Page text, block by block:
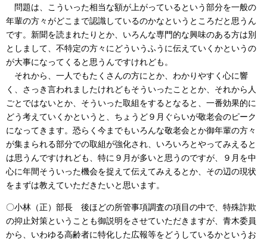
問題は、こういった相当な額が上がっているという部分を一般の
年輩の方々がどこまで認識しているのかなというところだと思うん
です。新聞を読まれたりとか、いろんな専門的な興味のある方は別
としまして、不特定の方々にどういうふうに伝えていくかというの
が大事になってくると思うんですけれども。
それから、一人でもたくさんの方にとか、わかりやすく心に響
く、さっき言われましたけれどもそういったこととか、それから人
ごとではないとか、そういった取組をするとなると、一番効果的に
どう考えていくかというと、ちょうど９月ぐらいが敬老会のピーク
になってきます。恐らく今までもいろんな敬老会とか御年輩の方々
が集まられる部分での取組が強化され、いろいろとやってみえると
は思うんですけれども、特に９月が多いと思うのですが、９月を中
心に年間そういった機会を捉えて伝えてみえるとか、その辺の現状
をまずは教えていただきたいと思います。
〇小林（正）部長 後ほどの所管事項調査の項目の中で、特殊詐欺
の抑止対策ということも御説明をさせていただきますが、青木委員
から、いわゆる高齢者に特化した広報等をどうしているかというお